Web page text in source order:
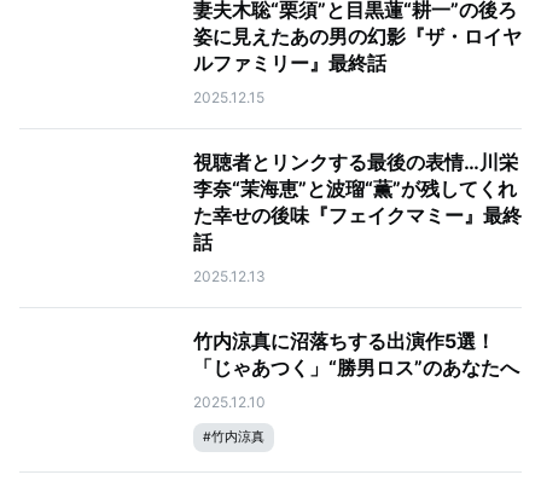
妻夫木聡“栗須”と目黒蓮“耕一”の後ろ
姿に見えたあの男の幻影『ザ・ロイヤ
ルファミリー』最終話
2025.12.15
視聴者とリンクする最後の表情…川栄
李奈“茉海恵”と波瑠“薫”が残してくれ
た幸せの後味『フェイクマミー』最終
話
2025.12.13
竹内涼真に沼落ちする出演作5選！
「じゃあつく」“勝男ロス”のあなたへ
2025.12.10
#竹内涼真